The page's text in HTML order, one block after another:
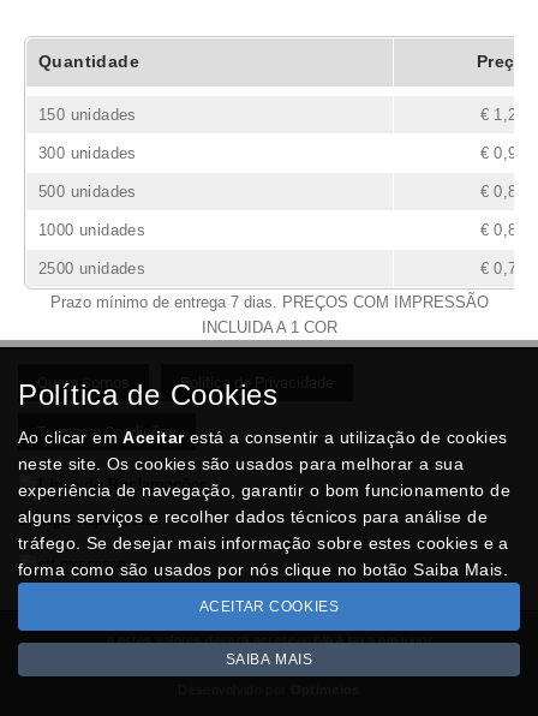
Quantidade Preço
150 unidades € 1,26
300 unidades € 0,99
500 unidades € 0,86
1000 unidades € 0,81
2500 unidades
€ 0,78
Prazo mínimo de entrega 7 dias. PREÇOS COM IMPRESSÃO
INCLUIDA A 1 COR
Quem Somos Politica de Privacidade
Termos e Condições
Entregas Rápidas com:
A estes valores deverá acrescer IVA à taxa em vigor
Copyright © BRINDESNET.com 2026
Política de Cookies
Ao clicar emAceitarestá a consentir a utilização de cookies
neste site. Os cookies são usados para melhorar a sua
experiência de navegação, garantir o bom funcionamento de
alguns serviços e recolher dados técnicos para análise de
tráfego. Se desejar mais informação sobre estes cookies e a
forma como são usados por nós clique no botão Saiba Mais.
ACEITAR COOKIES
SAIBA MAIS